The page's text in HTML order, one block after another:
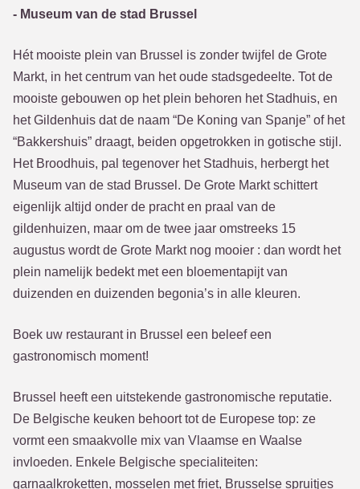
- Museum van de stad Brussel
Hét mooiste plein van Brussel is zonder twijfel de Grote
Markt, in het centrum van het oude stadsgedeelte. Tot de
mooiste gebouwen op het plein behoren het Stadhuis, en
het Gildenhuis dat de naam “De Koning van Spanje” of het
“Bakkershuis” draagt, beiden opgetrokken in gotische stijl.
Het Broodhuis, pal tegenover het Stadhuis, herbergt het
Museum van de stad Brussel. De Grote Markt schittert
eigenlijk altijd onder de pracht en praal van de
gildenhuizen, maar om de twee jaar omstreeks 15
augustus wordt de Grote Markt nog mooier : dan wordt het
plein namelijk bedekt met een bloementapijt van
duizenden en duizenden begonia’s in alle kleuren.
Boek uw restaurant in Brussel een beleef een
gastronomisch moment!
Brussel heeft een uitstekende gastronomische reputatie.
De Belgische keuken behoort tot de Europese top: ze
vormt een smaakvolle mix van Vlaamse en Waalse
invloeden. Enkele Belgische specialiteiten:
garnaalkroketten, mosselen met friet, Brusselse spruitjes